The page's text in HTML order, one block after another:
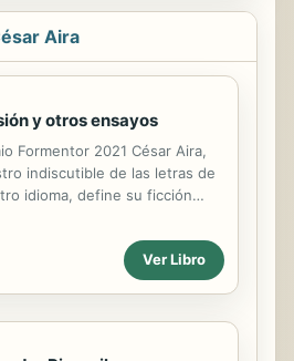
Aira
y otros ensayos
Formentor 2021 César Aira,
indiscutible de las letras de
idioma, define su ficción
En este volumen, sin
su espléndida faceta de
cobra protagonismo para
poética que le
Ver Libro